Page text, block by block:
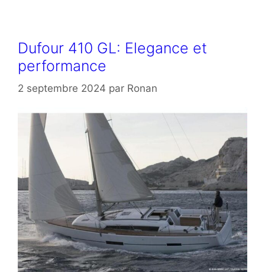
Dufour 410 GL: Elegance et
performance
2 septembre 2024 par Ronan